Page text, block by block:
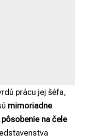
prácu jej šéfa,
mimoriadne
na čele